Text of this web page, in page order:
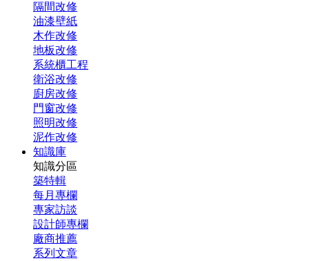
隔間改修
油漆壁紙
木作改修
地板改修
系統櫃工程
衛浴改修
廚房改修
門窗改修
照明改修
泥作改修
知識庫
知識分區
築特輯
每月專欄
專家訪談
設計師專欄
廠商推薦
系列文章